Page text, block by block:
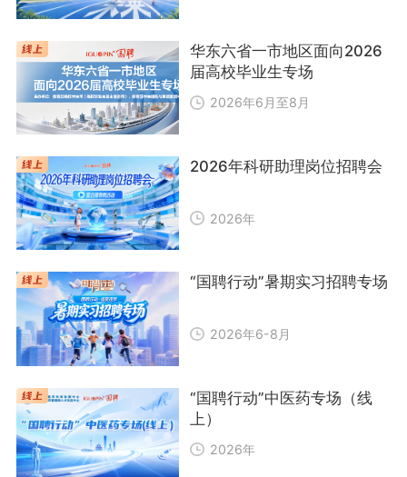
华东六省一市地区面向2026
届高校毕业生专场
2026年6月至8月
2026年科研助理岗位招聘会
2026年
“国聘行动”暑期实习招聘专场
2026年6-8月
“国聘行动”中医药专场（线
上）
2026年